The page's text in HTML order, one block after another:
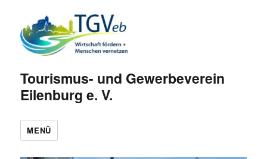
Tourismus- und Gewerbeverein
Eilenburg e. V.
MENÜ